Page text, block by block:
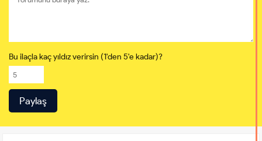
Bu ilaçla kaç yıldız verirsin (1'den 5'e kadar)?